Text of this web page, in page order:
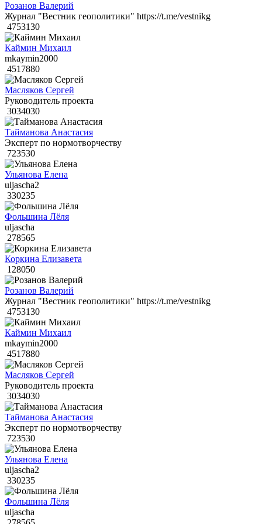
Розанов Валерий
Журнал "Вестник геополитики" https://t.me/vestnikg
4753130
Каймин Михаил
mkaymin2000
4517880
Масляков Сергей
Руководитель проекта
3034030
Тайманова Анастасия
Эксперт по нормотворчеству
723530
Ульянова Елена
uljascha2
330235
Фольшина Лёля
uljascha
278565
Коркина Елизавета
128050
Розанов Валерий
Журнал "Вестник геополитики" https://t.me/vestnikg
4753130
Каймин Михаил
mkaymin2000
4517880
Масляков Сергей
Руководитель проекта
3034030
Тайманова Анастасия
Эксперт по нормотворчеству
723530
Ульянова Елена
uljascha2
330235
Фольшина Лёля
uljascha